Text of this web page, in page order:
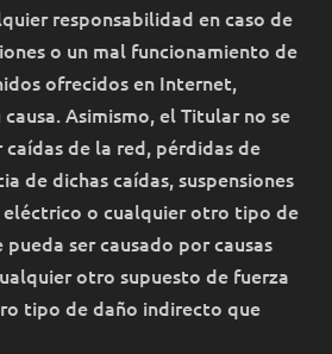
responsabilidad en caso de
o un mal funcionamiento de
ofrecidos en Internet,
Asimismo, el Titular no se
de la red, pérdidas de
de dichas caídas, suspensiones
o cualquier otro tipo de
ser causado por causas
otro supuesto de fuerza
tipo de daño indirecto que